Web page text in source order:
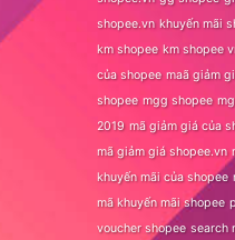
shopee.vn khuyến mãi
km shopee km shopee
của shopee maã giảm
shopee mgg shopee
2019 mã giảm giá của
mã giảm giá shopee.vn
khuyến mãi của shopee
mã khuyến mãi shopee
voucher shopee search